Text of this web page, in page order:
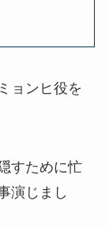
ョンヒ役を
すために忙
演じまし